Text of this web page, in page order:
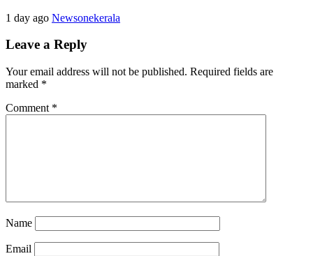
1 day ago Newsonekerala
Leave a Reply
Your email address will not be published. Required fields are
marked *
Comment *
Name
Email